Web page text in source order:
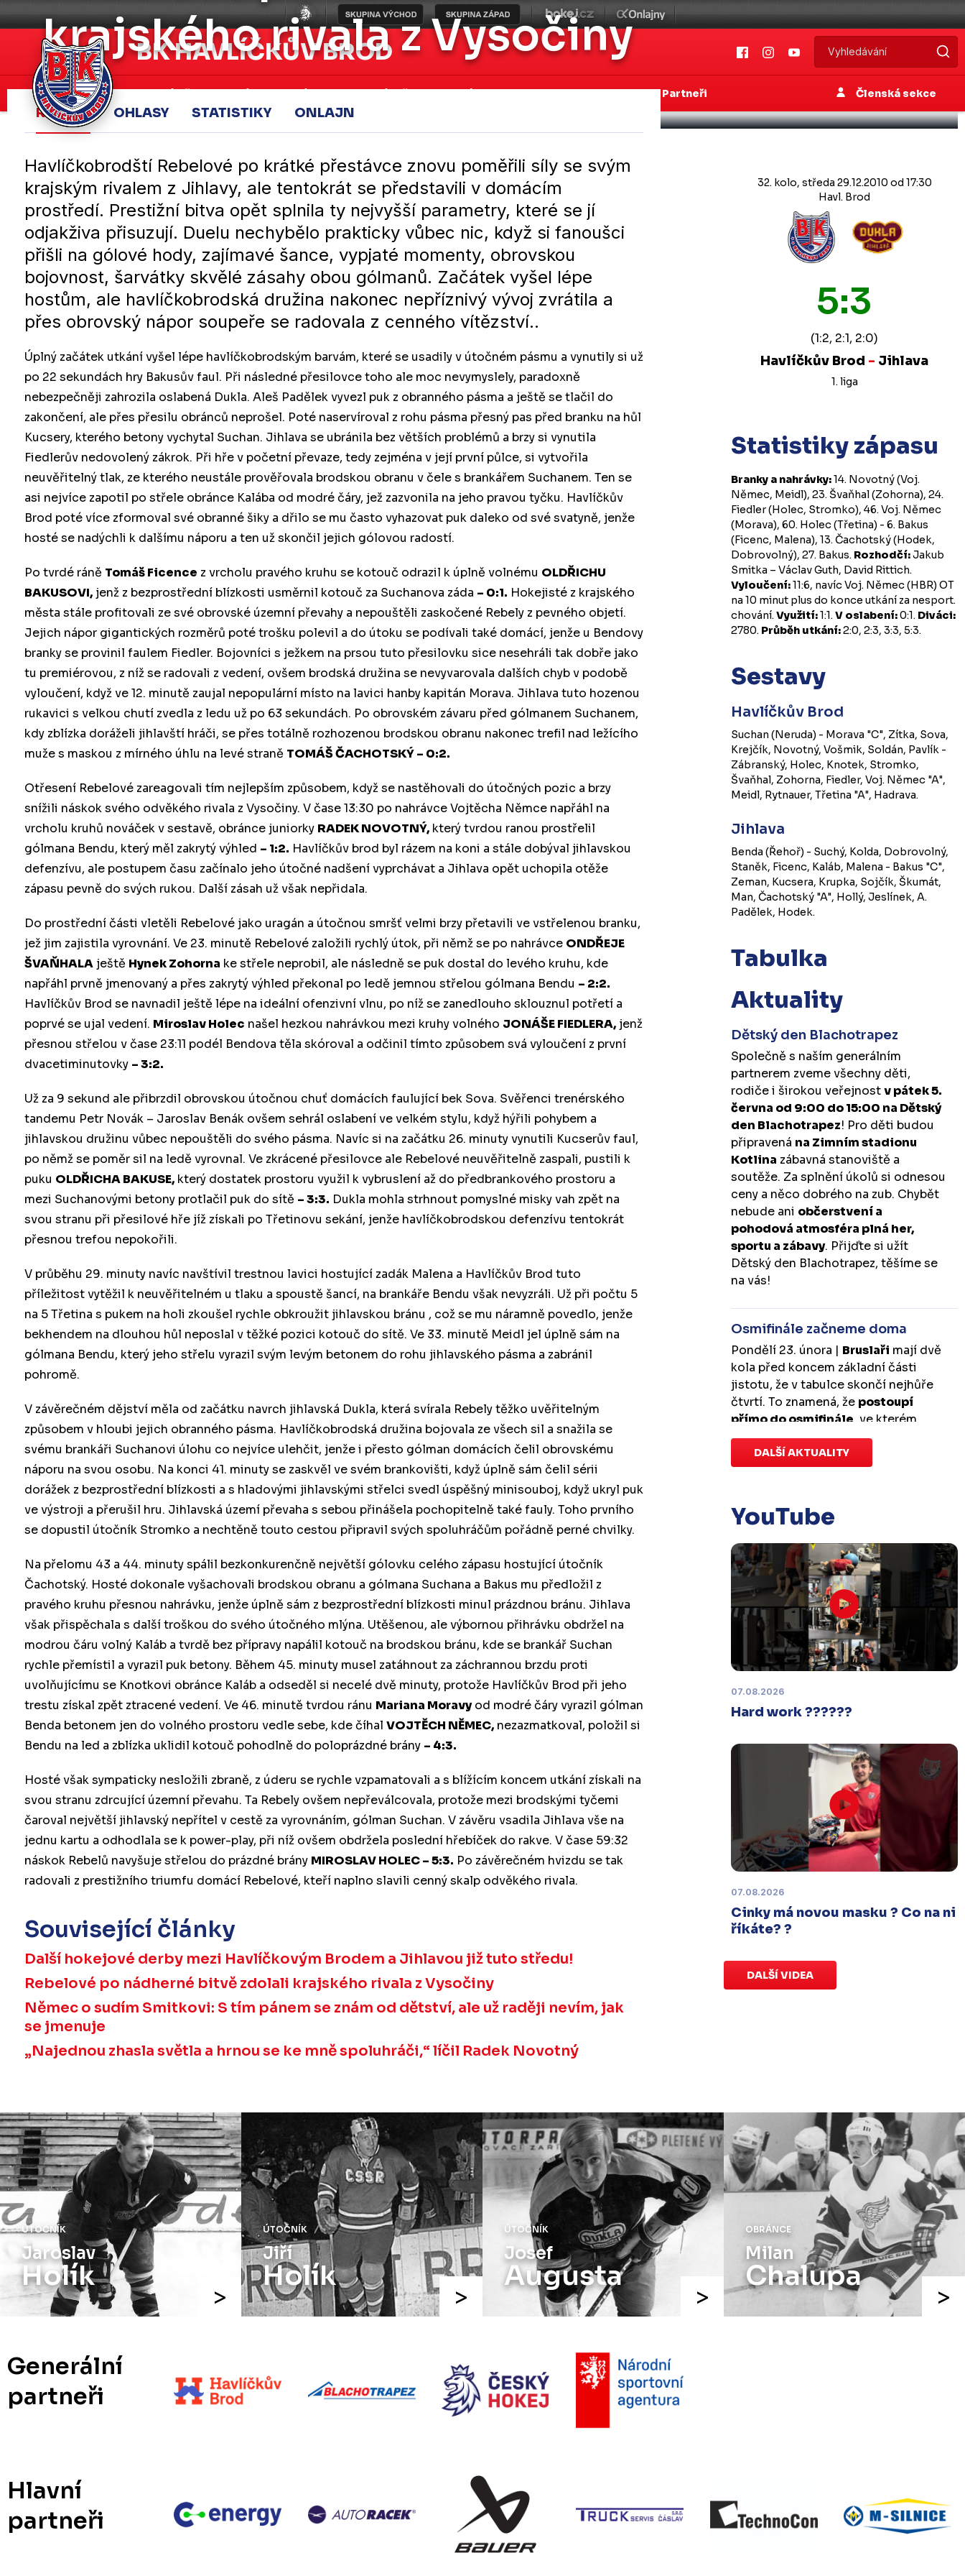
BK HAVLÍČKŮV BROD
Aktuálně A-tým Zápasy Mládež Fanzóna Klub Historie Partneři Členská sekce
krajského rivala z Vysočiny
REPORT OHLASY STATISTIKY ONLAJN
Havlíčkobrodští Rebelové po krátké přestávce znovu poměřili síly se svým
krajským rivalem z Jihlavy, ale tentokrát se představili v domácím
prostředí. Prestižní bitva opět splnila ty nejvyšší parametry, které se jí
odjakživa přisuzují. Duelu nechybělo prakticky vůbec nic, když si fanoušci
přišli na gólové hody, zajímavé šance, vypjaté momenty, obrovskou
bojovnost, šarvátky skvělé zásahy obou gólmanů. Začátek vyšel lépe
hostům, ale havlíčkobrodská družina nakonec nepříznivý vývoj zvrátila a
přes obrovský nápor soupeře se radovala z cenného vítězství..
Úplný začátek utkání vyšel lépe havlíčkobrodským barvám, které se usadily v útočném pásmu a vynutily si už
po 22 sekundách hry Bakusův faul. Při následné přesilovce toho ale moc nevymyslely, paradoxně
nebezpečněji zahrozila oslabená Dukla. Aleš Padělek vyvezl puk z obranného pásma a ještě se tlačil do
zakončení, ale přes přesilu obránců neprošel. Poté naservíroval z rohu pásma přesný pas před branku na hůl
Kucsery, kterého betony vychytal Suchan. Jihlava se ubránila bez větších problémů a brzy si vynutila
Fiedlerův nedovolený zákrok. Při hře v početní převaze, tedy zejména v její první půlce, si vytvořila
neuvěřitelný tlak, ze kterého neustále prověřovala brodskou obranu v čele s brankářem Suchanem. Ten se
asi nejvíce zapotil po střele obránce Kalába od modré čáry, jež zazvonila na jeho pravou tyčku. Havlíčkův
Brod poté více zformoval své obranné šiky a dřilo se mu často vyhazovat puk daleko od své svatyně, jenže
hosté se nadýchli k dalšímu náporu a ten už skončil jejich gólovou radostí.
Po tvrdé ráně Tomáš Ficence z vrcholu pravého kruhu se kotouč odrazil k úplně volnému OLDŘICHU
BAKUSOVI, jenž z bezprostřední blízkosti usměrnil kotouč za Suchanova záda – 0:1. Hokejisté z krajského
města stále profitovali ze své obrovské územní převahy a nepouštěli zaskočené Rebely z pevného objetí.
Jejich nápor gigantických rozměrů poté trošku polevil a do útoku se podívali také domácí, jenže u Bendovy
branky se provinil faulem Fiedler. Bojovníci s ježkem na prsou tuto přesilovku sice nesehráli tak dobře jako
tu premiérovou, z níž se radovali z vedení, ovšem brodská družina se nevyvarovala dalších chyb v podobě
vyloučení, když ve 12. minutě zaujal nepopulární místo na lavici hanby kapitán Morava. Jihlava tuto hozenou
rukavici s velkou chutí zvedla z ledu už po 63 sekundách. Po obrovském závaru před gólmanem Suchanem,
kdy zblízka doráželi jihlavští hráči, se přes totálně rozhozenou brodskou obranu nakonec trefil nad ležícího
muže s maskou z mírného úhlu na levé straně TOMÁŠ ČACHOTSKÝ – 0:2.
Otřesení Rebelové zareagovali tím nejlepším způsobem, když se nastěhovali do útočných pozic a brzy
snížili náskok svého odvěkého rivala z Vysočiny. V čase 13:30 po nahrávce Vojtěcha Němce napřáhl na
vrcholu kruhů nováček v sestavě, obránce juniorky RADEK NOVOTNÝ, který tvrdou ranou prostřelil
gólmana Bendu, který měl zakrytý výhled – 1:2. Havlíčkův brod byl rázem na koni a stále dobýval jihlavskou
defenzívu, ale postupem času začínalo jeho útočné nadšení vyprchávat a Jihlava opět uchopila otěže
zápasu pevně do svých rukou. Další zásah už však nepřidala.
Do prostřední části vletěli Rebelové jako uragán a útočnou smršť velmi brzy přetavili ve vstřelenou branku,
jež jim zajistila vyrovnání. Ve 23. minutě Rebelové založili rychlý útok, při němž se po nahrávce ONDŘEJE
ŠVAŇHALA ještě Hynek Zohorna ke střele neprobil, ale následně se puk dostal do levého kruhu, kde
napřáhl prvně jmenovaný a přes zakrytý výhled překonal po ledě jemnou střelou gólmana Bendu – 2:2.
Havlíčkův Brod se navnadil ještě lépe na ideální ofenzivní vlnu, po níž se zanedlouho sklouznul potřetí a
poprvé se ujal vedení. Miroslav Holec našel hezkou nahrávkou mezi kruhy volného JONÁŠE FIEDLERA, jenž
přesnou střelou v čase 23:11 podél Bendova těla skóroval a odčinil tímto způsobem svá vyloučení z první
dvacetiminutovky – 3:2.
Už za 9 sekund ale přibrzdil obrovskou útočnou chuť domácích faulující bek Sova. Svěřenci trenérského
tandemu Petr Novák – Jaroslav Benák ovšem sehrál oslabení ve velkém stylu, když hýřili pohybem a
jihlavskou družinu vůbec nepouštěli do svého pásma. Navíc si na začátku 26. minuty vynutili Kucserův faul,
po němž se poměr sil na ledě vyrovnal. Ve zkrácené přesilovce ale Rebelové neuvěřitelně zaspali, pustili k
puku OLDŘICHA BAKUSE, který dostatek prostoru využil k vybruslení až do předbrankového prostoru a
mezi Suchanovými betony protlačil puk do sítě – 3:3. Dukla mohla strhnout pomyslné misky vah zpět na
svou stranu při přesilové hře jíž získali po Třetinovu sekání, jenže havlíčkobrodskou defenzívu tentokrát
přesnou trefou nepokořili.
V průběhu 29. minuty navíc navštívil trestnou lavici hostující zadák Malena a Havlíčkův Brod tuto
příležitost vytěžil k neuvěřitelném u tlaku a spoustě šancí, na brankáře Bendu však nevyzráli. Už při počtu 5
na 5 Třetina s pukem na holi zkoušel rychle obkroužit jihlavskou bránu , což se mu náramně povedlo, jenže
bekhendem na dlouhou hůl neposlal v těžké pozici kotouč do sítě. Ve 33. minutě Meidl jel úplně sám na
gólmana Bendu, který jeho střelu vyrazil svým levým betonem do rohu jihlavského pásma a zabránil
pohromě.
V závěrečném dějství měla od začátku navrch jihlavská Dukla, která svírala Rebely těžko uvěřitelným
způsobem v hloubi jejich obranného pásma. Havlíčkobrodská družina bojovala ze všech sil a snažila se
svému brankáři Suchanovi úlohu co nejvíce ulehčit, jenže i přesto gólman domácích čelil obrovskému
náporu na svou osobu. Na konci 41. minuty se zaskvěl ve svém brankovišti, když úplně sám čelil sérii
dorážek z bezprostřední blízkosti a s hladovými jihlavskými střelci svedl úspěšný minisouboj, když ukryl puk
ve výstroji a přerušil hru. Jihlavská území převaha s sebou přinášela pochopitelně také fauly. Toho prvního
se dopustil útočník Stromko a nechtěně touto cestou připravil svých spoluhráčům pořádně perné chvilky.
Na přelomu 43 a 44. minuty spálil bezkonkurenčně největší gólovku celého zápasu hostující útočník
Čachotský. Hosté dokonale vyšachovali brodskou obranu a gólmana Suchana a Bakus mu předložil z
pravého kruhu přesnou nahrávku, jenže úplně sám z bezprostřední blízkosti minul prázdnou bránu. Jihlava
však přispěchala s další troškou do svého útočného mlýna. Utěšenou, ale výbornou přihrávku obdržel na
modrou čáru volný Kaláb a tvrdě bez přípravy napálil kotouč na brodskou bránu, kde se brankář Suchan
rychle přemístil a vyrazil puk betony. Během 45. minuty musel zatáhnout za záchrannou brzdu proti
uvolňujícímu se Knotkovi obránce Kaláb a odseděl si necelé dvě minuty, protože Havlíčkův Brod při jeho
trestu získal zpět ztracené vedení. Ve 46. minutě tvrdou ránu Mariana Moravyod modré čáry vyrazil gólman
Benda betonem jen do volného prostoru vedle sebe, kde číhal VOJTĚCH NĚMEC, nezazmatkoval, položil si
Bendu na led a zblízka uklidil kotouč pohodlně do poloprázdné brány – 4:3.
Hosté však sympaticky nesložili zbraně, z úderu se rychle vzpamatovali a s blížícím koncem utkání získali na
svou stranu zdrcující územní převahu. Ta Rebely ovšem nepřeválcovala, protože mezi brodskými tyčemi
čaroval největší jihlavský nepřítel v cestě za vyrovnáním, gólman Suchan. V závěru vsadila Jihlava vše na
jednu kartu a odhodlala se k power-play, při níž ovšem obdržela poslední hřebíček do rakve. V čase 59:32
náskok Rebelů navyšuje střelou do prázdné brány MIROSLAV HOLEC – 5:3. Po závěrečném hvizdu se tak
radovali z prestižního triumfu domácí Rebelové, kteří naplno slavili cenný skalp odvěkého rivala.
Související články
Další hokejové derby mezi Havlíčkovým Brodem a Jihlavou již tuto středu!
Rebelové po nádherné bitvě zdolali krajského rivala z Vysočiny
Němec o sudím Smitkovi: S tím pánem se znám od dětství, ale už raději nevím, jak
se jmenuje
„Najednou zhasla světla a hrnou se ke mně spoluhráči,“ líčil Radek Novotný
32. kolo, středa 29.12.2010 od 17:30
Havl. Brod
5:3
(1:2, 2:1, 2:0)
Havlíčkův Brod - Jihlava
1. liga
Statistiky zápasu
Branky a nahrávky:14. Novotný (Voj.
Němec, Meidl), 23. Švaňhal (Zohorna), 24.
Fiedler (Holec, Stromko), 46. Voj. Němec
(Morava), 60. Holec (Třetina) - 6. Bakus
(Ficenc, Malena), 13. Čachotský (Hodek,
Dobrovolný), 27. Bakus. Rozhodčí:Jakub
Smitka – Václav Guth, David Rittich.
Vyloučení:11:6, navíc Voj. Němec (HBR) OT
na 10 minut plus do konce utkání za nesport.
chování.Využití:1:1.V oslabení:0:1. Diváci:
2780. Průběh utkání:2:0, 2:3, 3:3, 5:3.
Sestavy
Havlíčkův Brod
Suchan (Neruda) - Morava "C", Zítka, Sova,
Krejčík, Novotný, Vošmik, Soldán, Pavlík -
Zábranský, Holec, Knotek, Stromko,
Švaňhal, Zohorna, Fiedler, Voj. Němec "A",
Meidl, Rytnauer, Třetina "A", Hadrava.
Jihlava
Benda (Řehoř) - Suchý, Kolda, Dobrovolný,
Staněk, Ficenc, Kaláb, Malena - Bakus "C",
Zeman, Kucsera, Krupka, Sojčík, Škumát,
Man, Čachotský "A", Hollý, Jeslínek, A.
Padělek, Hodek.
Tabulka
Aktuality
Dětský den Blachotrapez
Společně s naším generálním
partnerem zveme všechny děti,
rodiče i širokou veřejnostv pátek 5.
června od 9:00 do 15:00 na Dětský
den Blachotrapez! Pro děti budou
připravená na Zimním stadionu
Kotlina zábavná stanoviště a
soutěže. Za splnění úkolů si odnesou
ceny a něco dobrého na zub. Chybět
nebude ani občerstvení a
pohodová atmosféra plná her,
sportu a zábavy. Přijďte si užít
Dětský den Blachotrapez, těšíme se
na vás!
Osmifinále začneme doma
Pondělí 23. února | Bruslaři mají dvě
kola před koncem základní části
jistotu, že v tabulce skončí nejhůře
čtvrtí. To znamená, že postoupí
přímo do osmifinále , ve kterém
budou mítvýhodu domácího
prostředí.První zápas se v Kotlině
odehraje v úterý 10. března od
17:00
. Případný pátý rozhodující
duel by se hrál v Kotlině ve středu 18.
března od 18:00.
Zápas dorostu je odložen
Čtvrtek 29. ledna |Utkání dorostu v
Šumperku, které se mělo odehrát v
pátek 30. ledna ve 14:15,je
odloženo!Odehraje se v náhradním
Úterý 27. ledna |Utkání 32. kola v
, které se mělo původně
odehrát 31. ledna, bylo z důvodu
marodky Králů
odloženo. Kluby se
domluvily na náhradním termínu,
Bruslaři se s Pískem utkají venku
pondělí 16. února od 18:00
Charitativní aukce
Sobota 3. ledna | Vydražte si na
na pomoc předčasně narozeným
dětem.Charitativní aukce
proti Ústí nad Labem, které se mělo
původně odehrát 15. listopadu, bylo z
důvodu marodky Slovanuodloženo
Kluby se domluvily na náhradním
termínu, Bruslaři se s Ústím nad
Labem utkají doma
v Kotlině ve
středu 26. listopadu od 18:00.
DALŠÍ AKTUALITY
YouTube
07.08.2026
Hard work ??????
07.08.2026
Cinky má novou masku ? Co na ni
říkáte? ?
DALŠÍ VIDEA
ÚTOČNÍK
Jaroslav
Holík
ÚTOČNÍK
Jiří
Holík
ÚTOČNÍK
Josef
Augusta
OBRÁNCE
Milan
Chalupa
Generální
partneři
Hlavní
partneři